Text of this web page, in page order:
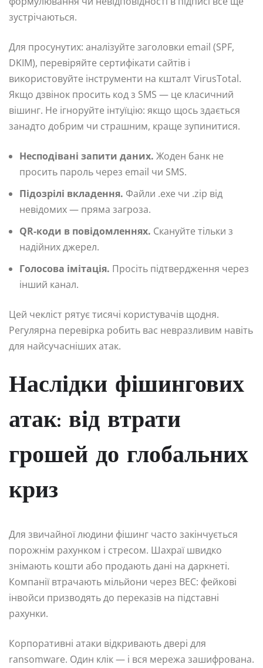
зустрічаються.
Для просунутих: аналізуйте заголовки email (SPF,
DKIM), перевіряйте сертифікати сайтів і
використовуйте інструменти на кшталт VirusTotal.
Якщо дзвінок просить код з SMS — це класичний
вішинг. Не ігноруйте інтуїцію: якщо щось здається
занадто добрим чи страшним, краще зупинитися.
Несподівані запити даних. Жоден банк не
просить пароль через email чи SMS.
Підозрілі вкладення. Файли .exe чи .zip від
невідомих — пряма загроза.
QR-коди в повідомленнях. Скануйте тільки з
надійних джерел.
Голосова імітація. Просіть підтвердження через
інший канал.
Цей чекліст рятує тисячі користувачів щодня.
Регулярна перевірка робить вас невразливим навіть
для найсучасніших атак.
Наслідки фішингових
атак: від втрати
грошей до глобальних
криз
Для звичайної людини фішинг часто закінчується
порожнім рахунком і стресом. Шахраї швидко
знімають кошти або продають дані на даркнеті.
Компанії втрачають мільйони через BEC: фейкові
інвойси призводять до переказів на підставні
рахунки.
Корпоративні атаки відкривають двері для
ransomware. Один клік — і вся мережа зашифрована.